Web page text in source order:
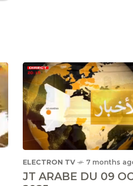
ELECTRON TV 7 months
JT ARABE DU 09